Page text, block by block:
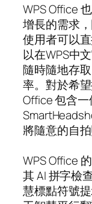
WPS Office
增長的需求
使用者可以
以在WPS中
隨時隨地存
率。對於希
Office 包含
將隨意的自
WPS Office
其 AI 拼字檢
慧標點符號